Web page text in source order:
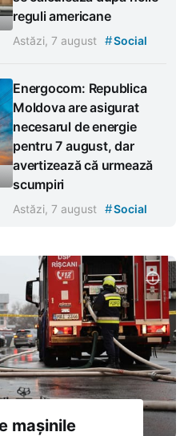
reguli americane
Astăzi, 7 august #Social
Energocom: Republica
Moldova are asigurat
necesarul de energie
pentru 7 august, dar
avertizează că urmează
scumpiri
Astăzi, 7 august #Social
mașinile